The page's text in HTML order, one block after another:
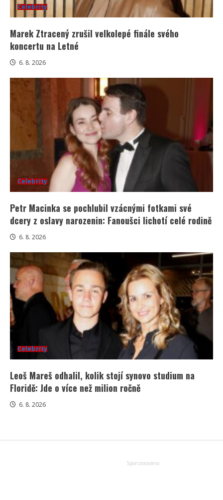
Celebrity
Marek Ztracený zrušil velkolepé finále svého
koncertu na Letné
6. 8. 2026
Celebrity
Petr Macinka se pochlubil vzácnými fotkami své
dcery z oslavy narozenin: Fanoušci lichotí celé rodině
6. 8. 2026
Celebrity
Leoš Mareš odhalil, kolik stojí synovo studium na
Floridě: Jde o více než milion ročně
6. 8. 2026